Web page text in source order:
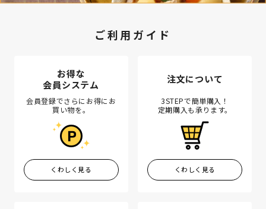
ご利用ガイド
お得な
会員システム
会員登録でさらにお得にお
買い物を。
くわしく見る
注文について
3STEPで簡単購入！
定期購入も承ります。
くわしく見る